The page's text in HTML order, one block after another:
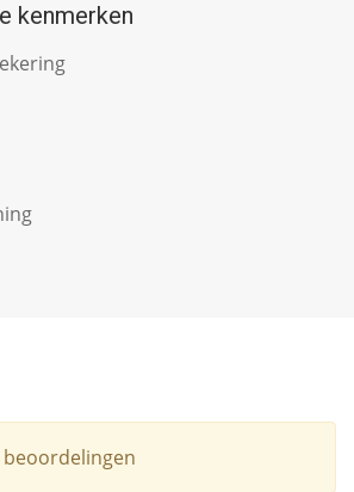
kenmerken
beoordelingen